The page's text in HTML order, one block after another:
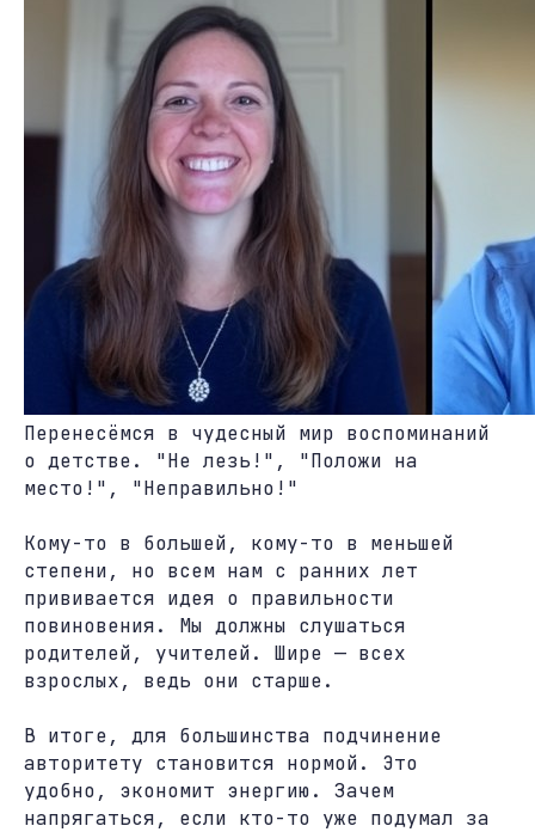
Перенесёмся в чудесный мир воспоминаний
о детстве. "Не лезь!", "Положи на
место!", "Неправильно!"
Кому-то в большей, кому-то в меньшей
степени, но всем нам с ранних лет
прививается идея о правильности
повиновения. Мы должны слушаться
родителей, учителей. Шире — всех
взрослых, ведь они старше.
В итоге, для большинства подчинение
авторитету становится нормой. Это
удобно, экономит энергию. Зачем
напрягаться, если кто-то уже подумал за